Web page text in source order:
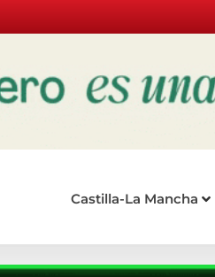
Castilla-La Mancha